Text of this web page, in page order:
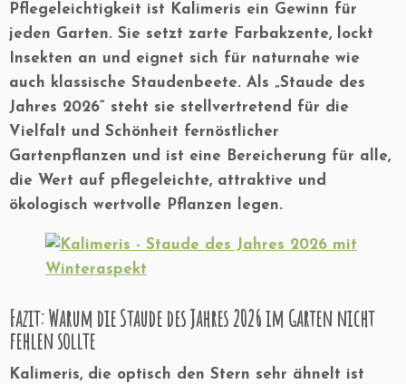
Pflegeleichtigkeit ist Kalimeris ein Gewinn für
jeden Garten. Sie setzt zarte Farbakzente, lockt
Insekten an und eignet sich für naturnahe wie
auch klassische Staudenbeete. Als „Staude des
Jahres 2026“ steht sie stellvertretend für die
Vielfalt und Schönheit fernöstlicher
Gartenpflanzen und ist eine Bereicherung für alle,
die Wert auf pflegeleichte, attraktive und
ökologisch wertvolle Pflanzen legen.
Fazit: Warum die Staude des Jahres 2026 im Garten nicht
fehlen sollte
Kalimeris, die optisch den Stern sehr ähnelt ist